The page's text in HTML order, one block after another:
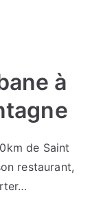
à
de Saint
restaurant,